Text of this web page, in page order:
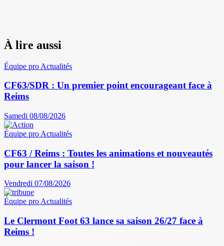
À lire aussi
Équipe pro Actualités
CF63/SDR : Un premier point encourageant face à
Reims
Samedi 08/08/2026
Équipe pro Actualités
CF63 / Reims : Toutes les animations et nouveautés
pour lancer la saison !
Vendredi 07/08/2026
Équipe proActualités
Le Clermont Foot 63 lance sa saison 26/27 face à
Reims !